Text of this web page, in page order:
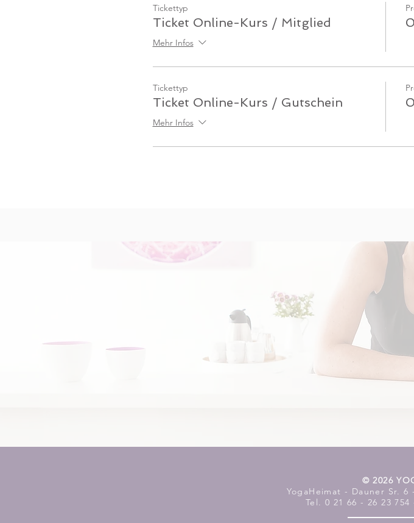
Tickettyp
Ticket Online-Kurs / Mitglied
Mehr Infos
Tickettyp
Ticket Online-Kurs / Gutschein
Mehr Infos
​© 2026
YogaHeimat - Dauner Sr. 6
Tel. 0 21 66 - 26 23